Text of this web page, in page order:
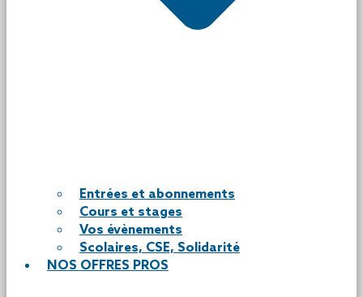
Entrées et abonnements
Cours et stages
Vos évènements
Scolaires, CSE, Solidarité
NOS OFFRES PROS